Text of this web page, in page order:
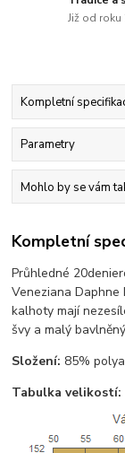
Již od
Kompletní
Parametry
Mohlo by se vám
Kompletní
Průhledné
Veneziana Daphne
kalhoty mají
švy a malý
Složení: 85%
Tabulka velikostí: